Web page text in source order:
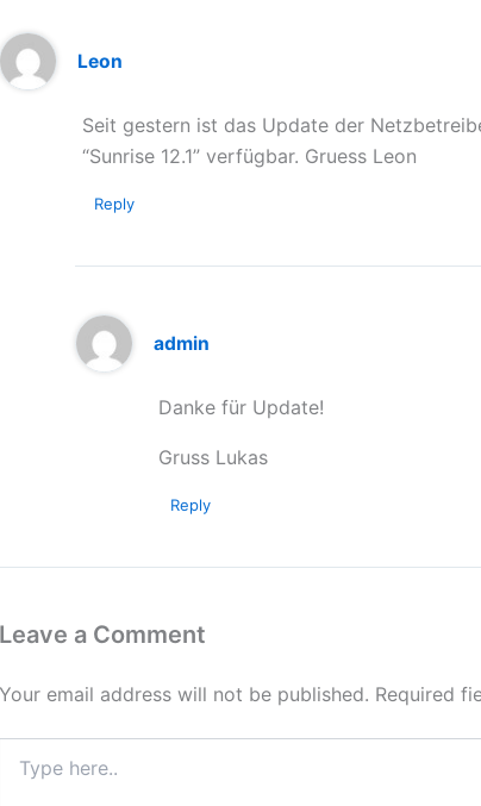
Leon
Seit gestern ist das Update der
“Sunrise 12.1” verfügbar. Gruess Leon
Reply
admin
Danke für Update!
Gruss Lukas
Reply
Leave a Comment
Your email address will not be published. Required
here..